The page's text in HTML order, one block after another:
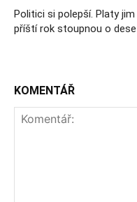
Politici si polepší. Platy jim
příští rok stoupnou o
KOMENTÁŘ